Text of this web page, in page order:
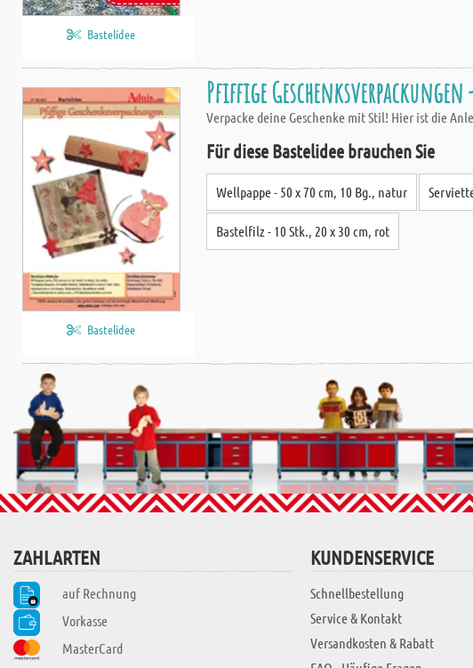
Bastelidee
Bastelidee
Pfiffige Geschenksverpackungen
Verpacke deine Geschenke mit Stil! Hier ist die
Für diese Bastelidee brauchen Sie
Wellpappe - 50 x 70 cm, 10 Bg., natur
Bastelfilz - 10 Stk., 20 x 30 cm, rot
ZAHLARTEN
auf Rechnung
Vorkasse
MasterCard
KUNDENSERVICE
Schnellbestellung
Service & Kontakt
Versandkosten & Rabatt